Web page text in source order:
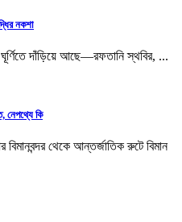
নকশা
দাঁড়িয়ে আছে—রফতানি স্থবির, ...
নেপথ্যে কি
বিমানবন্দর থেকে আন্তর্জাতিক রুটে বিমান